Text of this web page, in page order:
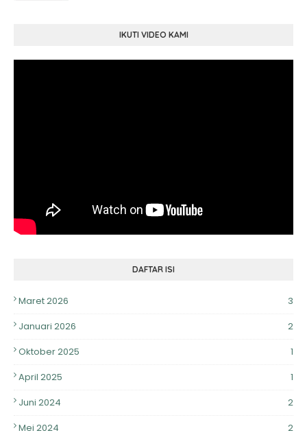
IKUTI VIDEO KAMI
DAFTAR ISI
Maret 2026
3
Januari 2026
2
Oktober 2025
1
April 2025
1
Juni 2024
2
Mei 2024
2